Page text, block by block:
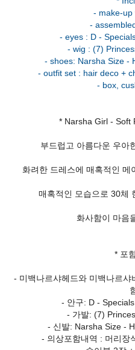
- make-up
-
- eyes : D -
- wig : (7)
- shoes: Narsha Size -
- outfit set : hair deco +
* Narsha Girl - Soft
부드럽고 아름다운 우아
화려한 드레스에 매혹적인 메
매혹적인 모습으로 30체
화사함이 마음
* 포
- 미백나르샤헤드와 미백나르
- 안구: D -
- 가발: (7)
- 신발: Narsha Size -
- 의상포함내역 : 머리장